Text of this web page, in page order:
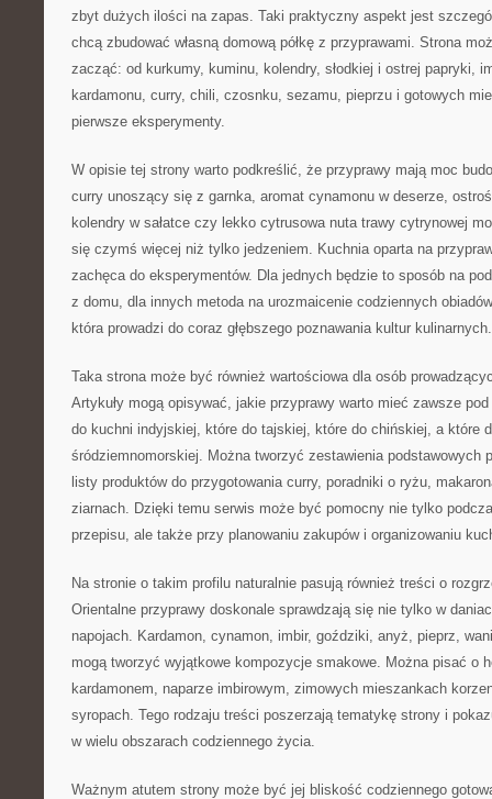
zbyt dużych ilości na zapas. Taki praktyczny aspekt jest
chcą zbudować własną domową półkę z przyprawami. Strona
zacząć: od kurkumy, kuminu, kolendry, słodkiej i ostrej papryki,
kardamonu, curry, chili, czosnku, sezamu, pieprzu i gotowych
pierwsze eksperymenty.
W opisie tej strony warto podkreślić, że przyprawy mają moc
curry unoszący się z garnka, aromat cynamonu w deserze,
kolendry w sałatce czy lekko cytrusowa nuta trawy cytrynowej
się czymś więcej niż tylko jedzeniem. Kuchnia oparta na
zachęca do eksperymentów. Dla jednych będzie to sposób na
z domu, dla innych metoda na urozmaicenie codziennych
która prowadzi do coraz głębszego poznawania kultur kulinarnych.
Taka strona może być również wartościowa dla osób
Artykuły mogą opisywać, jakie przyprawy warto mieć zawsze
do kuchni indyjskiej, które do tajskiej, które do chińskiej, a które
śródziemnomorskiej. Można tworzyć zestawienia podstawowych
listy produktów do przygotowania curry, poradniki o ryżu,
ziarnach. Dzięki temu serwis może być pomocny nie tylko
przepisu, ale także przy planowaniu zakupów i organizowaniu
Na stronie o takim profilu naturalnie pasują również treści o
Orientalne przyprawy doskonale sprawdzają się nie tylko w
napojach. Kardamon, cynamon, imbir, goździki, anyż, pieprz,
mogą tworzyć wyjątkowe kompozycje smakowe. Można pisać o
kardamonem, naparze imbirowym, zimowych mieszankach
syropach. Tego rodzaju treści poszerzają tematykę strony i
w wielu obszarach codziennego życia.
Ważnym atutem strony może być jej bliskość codziennego